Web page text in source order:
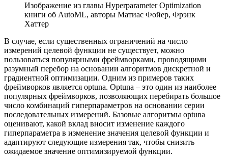
Изображение из главы Hyperparameter Optimization
книги об AutoML, авторы Матиас Фойер, Фрэнк
Хаттер
В случае, если существенных ограничений на число
измерений целевой функции не существует, можно
пользоваться популярными фреймворками, проводящими
разумный перебор на основании алгоритмов дискретной и
градиентной оптимизации. Одним из примеров таких
фреймворков является optuna. Optuna – это один из наиболее
популярных фреймворков, позволяющих перебирать большое
число комбинаций гиперпараметров на основании серии
последовательных измерений. Базовые алгоритмы optuna
оценивают, какой вклад вносит изменение каждого
гиперпараметра в изменение значения целевой функции и
адаптируют следующие измерения так, чтобы снизить
ожидаемое значение оптимизируемой функции.